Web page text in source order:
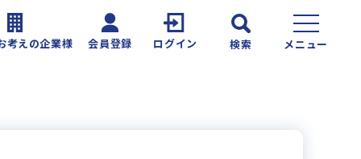
考えの企業様 会員登録 ログイン 検索 メニュー